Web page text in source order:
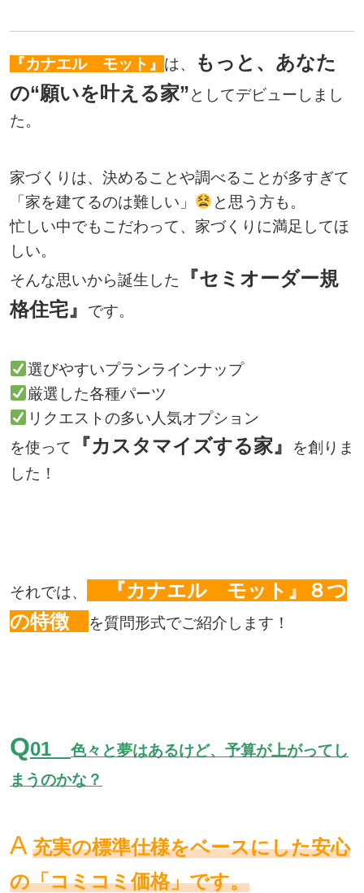
『カナエル モット』 は、
もっと、あなた
の“願いを叶える家”としてデビューしまし
た。
家づくりは、決めることや調べることが多すぎて
「家を建てるのは難しい」
と思う方も。
忙しい中でもこだわって、家づくりに満足してほ
しい。
そんな思いから誕生した
『セミオーダー規
格住宅』
です。
選びやすいプランラインナップ
厳選した各種パーツ
リクエストの多い人気オプション
を使って
『カスタマイズする家』
を創りま
した！
それでは、 『カナエル モット』８つ
の特徴
を質問形式でご紹介します！
Q01
色々と夢はあるけど、予算が上がってし
まうのかな？
A 充実の標準仕様をベースにした安心
の「コミコミ価格」です。